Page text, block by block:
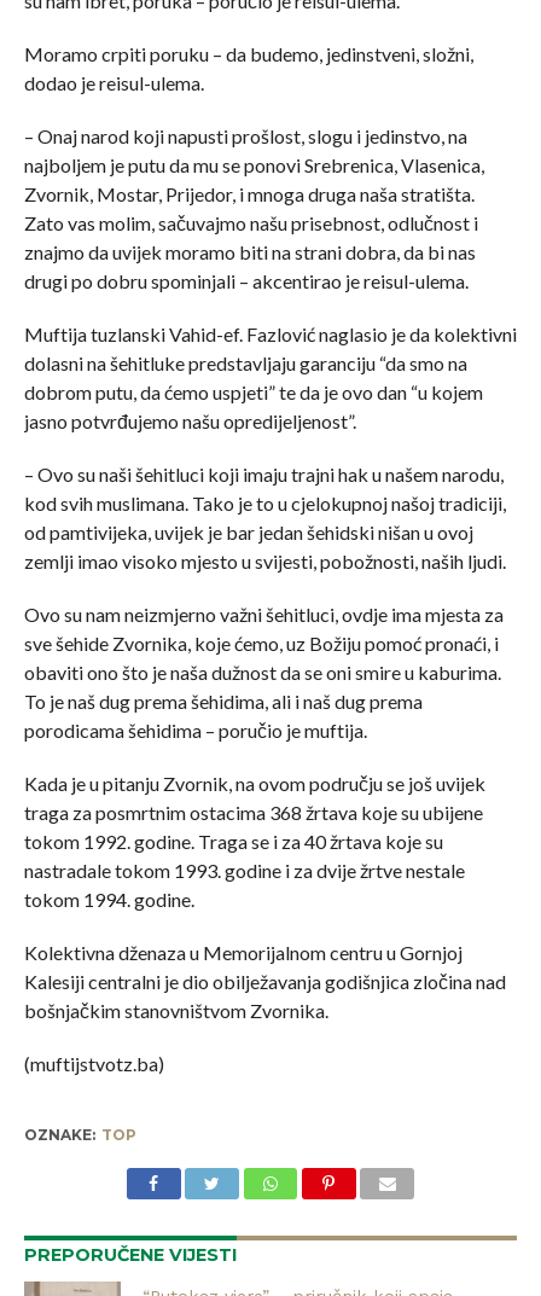
Moramo crpiti poruku – da budemo, jedinstveni, složni,
dodao je reisul-ulema.
– Onaj narod koji napusti prošlost, slogu i jedinstvo, na
najboljem je putu da mu se ponovi Srebrenica, Vlasenica,
Zvornik, Mostar, Prijedor, i mnoga druga naša stratišta.
Zato vas molim, sačuvajmo našu prisebnost, odlučnost i
znajmo da uvijek moramo biti na strani dobra, da bi nas
drugi po dobru spominjali – akcentirao je reisul-ulema.
Muftija tuzlanski Vahid-ef. Fazlović naglasio je da kolektivni
dolasni na šehitluke predstavljaju garanciju “da smo na
dobrom putu, da ćemo uspjeti” te da je ovo dan “u kojem
jasno potvrđujemo našu opredijeljenost”.
– Ovo su naši šehitluci koji imaju trajni hak u našem narodu,
kod svih muslimana. Tako je to u cjelokupnoj našoj tradiciji,
od pamtivijeka, uvijek je bar jedan šehidski nišan u ovoj
zemlji imao visoko mjesto u svijesti, pobožnosti, naših ljudi.
Ovo su nam neizmjerno važni šehitluci, ovdje ima mjesta za
sve šehide Zvornika, koje ćemo, uz Božiju pomoć pronaći, i
obaviti ono što je naša dužnost da se oni smire u kaburima.
To je naš dug prema šehidima, ali i naš dug prema
porodicama šehidima – poručio je muftija.
Kada je u pitanju Zvornik, na ovom području se još uvijek
traga za posmrtnim ostacima 368 žrtava koje su ubijene
tokom 1992. godine. Traga se i za 40 žrtava koje su
nastradale tokom 1993. godine i za dvije žrtve nestale
tokom 1994. godine.
Kolektivna dženaza u Memorijalnom centru u Gornjoj
Kalesiji centralni je dio obilježavanja godišnjica zločina nad
bošnjačkim stanovništvom Zvornika.
(muftijstvotz.ba)
OZNAKE: TOP
PREPORUČENE VIJESTI